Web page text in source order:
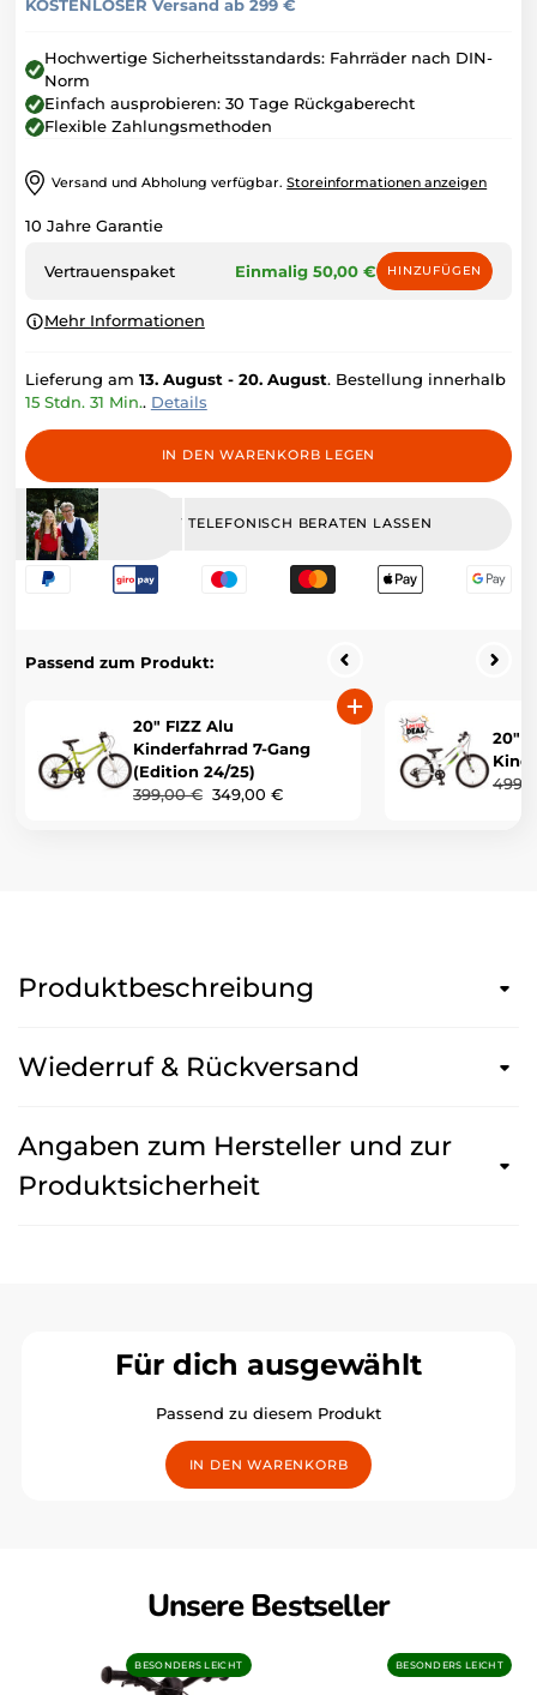
clevere Käufer.
FAQ
auf die
häufigsten
Fragen.
Blog
Trends und
aus der
Fahrradwelt.
KOSTENLOSER Versand ab 299 €
Hochwertige Sicherheitsstandards: Fahrräder nach DIN-
Norm
Einfach ausprobieren: 30 Tage Rückgaberecht
Flexible Zahlungsmethoden
Versand und Abholung verfügbar.Storeinformationen anzeigen
10 Jahre Garantie
Vertrauenspaket Einmalig 50,00 € HINZUFÜGEN
Mehr Informationen
Lieferung am 13. August - 20. August. Bestellung innerhalb
15 Stdn. 31 Min.. Details
IN DEN WARENKORB LEGEN
JETZT TELEFONISCH BERATEN LASSEN
Passend zum Produkt:
20" FIZZ Alu
Kinderfahrrad 7-Gang
(Edition 24/25)
399,00 € 349,00 €
20"
Produktbeschreibung
Wiederruf & Rückversand
Angaben zum Hersteller und zur
Produktsicherheit
Für dich ausgewählt
Passend zu diesem Produkt
IN DEN WARENKORB
Unsere Bestseller
12" BAXI Alu Laufrad
BESONDERS LEICHT
14" FIZZ Alu Kinderfahrrad
BESONDERS LEICHT